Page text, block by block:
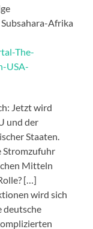
Afrika
The-
USA-
Jetzt wird
und der
Staaten.
Stromzufuhr
Mitteln
[…]
wird sich
deutsche